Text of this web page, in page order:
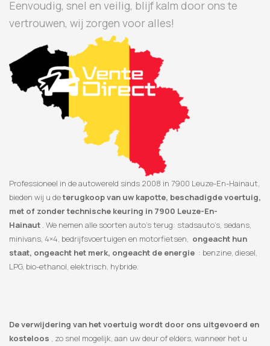
Eenvoudig, snel en veilig, blijf kalm door ons te
vertrouwen, wij zorgen voor alles!
Professioneel in de autowereld sinds 2008 in 7900 Leuze-En-Hainaut,
bieden wij u deterugkoop van uw kapotte, beschadigde voertuig,
met of zonder technische keuring in 7900 Leuze-En-
Hainaut . We nemen alle soorten auto’s terug: stadsauto’s, sedans,
minivans, 4×4, bedrijfsvoertuigen en motorfietsen, ongeacht hun
staat, ongeacht het merk, ongeacht de energie : benzine, diesel,
LPG, bio-ethanol, elektrisch, hybride.
De verwijdering van het voertuig wordt door ons uitgevoerd en
kosteloos , zo snel mogelijk, aan uw deur of elders, wanneer het u